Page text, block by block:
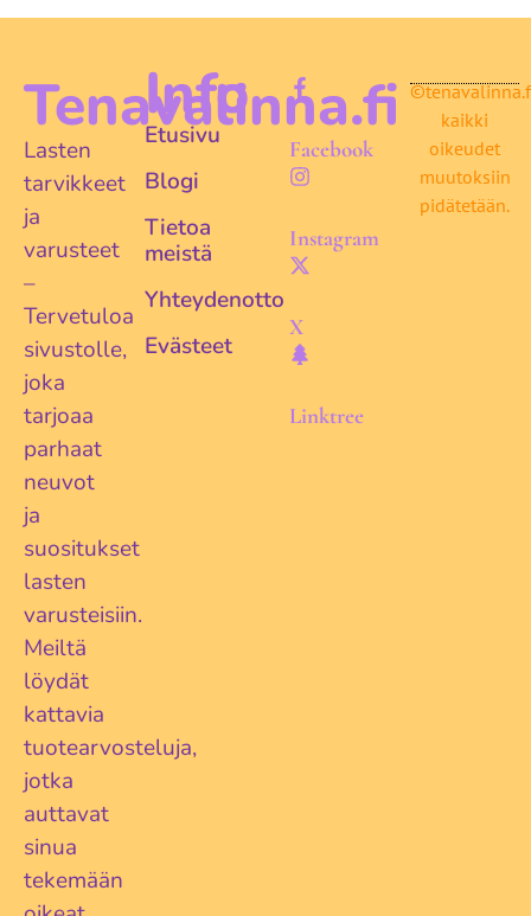
Tenavalinna.fi
Lasten
tarvikkeet
ja
varusteet
–
Tervetuloa
sivustolle,
joka
tarjoaa
parhaat
neuvot
ja
suositukset
lasten
varusteisiin.
Meiltä
löydät
kattavia
tuotearvosteluja,
jotka
auttavat
sinua
tekemään
Info
Etusivu
Blogi
Tietoa
meistä
Yhteydenotto
Evästeet
Facebook
Instagram
X
Linktree
kaikki
oikeudet
muutoksiin
pidätetään.